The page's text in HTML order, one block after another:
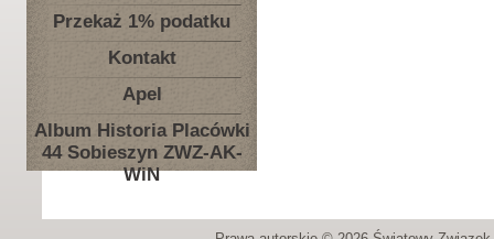
Przekaż 1% podatku
Kontakt
Apel
Album Historia Placówki
44 Sobieszyn ZWZ-AK-
WiN